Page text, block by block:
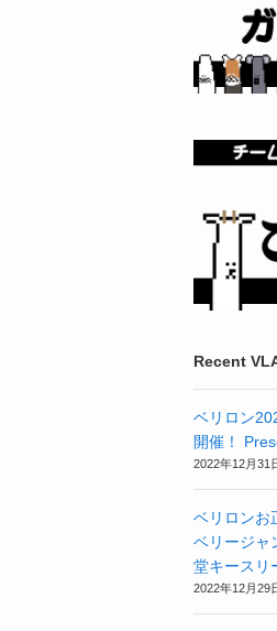
Recent
ベリロン
開催！
2022年12月31
ベリロンお
ベリージャ
堂キースリ
2022年12月29